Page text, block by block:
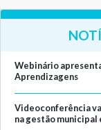
Webinário
Aprendizagens
Videoconferência
na gestão municipal